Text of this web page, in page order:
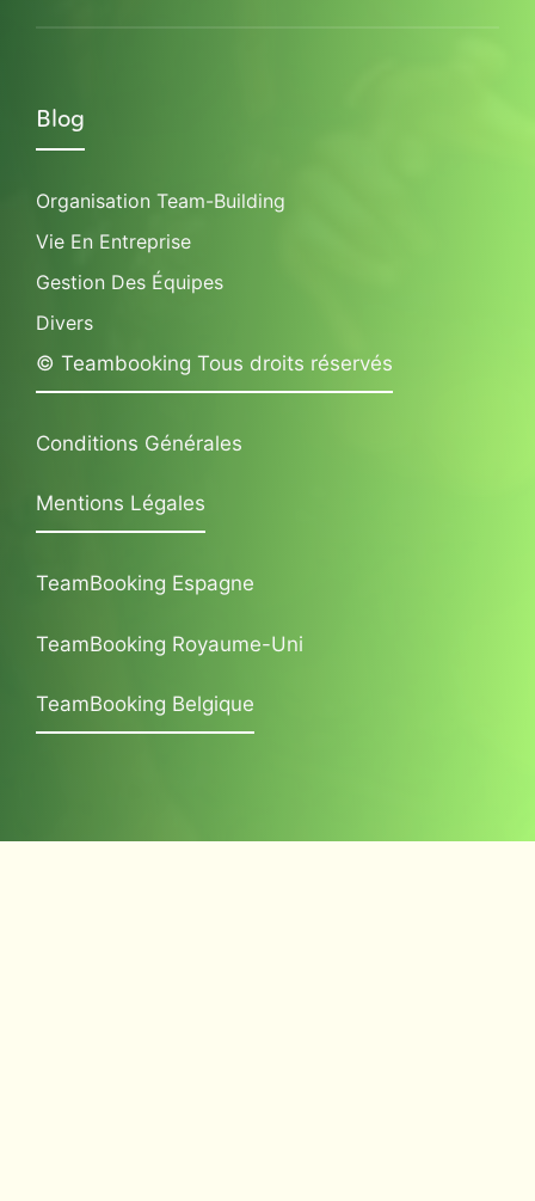
Blog
Organisation Team-Building
Vie En Entreprise
Gestion Des Équipes
Divers
© Teambooking Tous droits réservés
Conditions Générales
Mentions Légales
TeamBooking Espagne
TeamBooking Royaume-Uni
TeamBooking Belgique